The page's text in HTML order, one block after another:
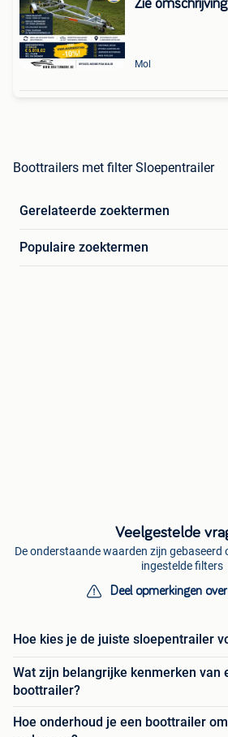
Zie omschrijving
Mol
Boottrailers met filter Sloepentrailer
Gerelateerde zoektermen
Populaire zoektermen
Veelgestelde
De onderstaande waarden zijn gebaseerd
ingestelde filters
Deel opmerkingen
Hoe kies je de juiste sloepentrailer
Wat zijn belangrijke kenmerken van
boottrailer?
Hoe onderhoud je een boottrailer